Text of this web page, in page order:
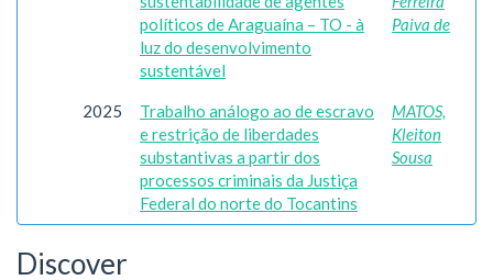
políticos de Araguaína – TO - à
luz do desenvolvimento
sustentável
Paiva de
2025
Trabalho análogo ao de escravo
e restrição de liberdades
substantivas a partir dos
processos criminais da Justiça
Federal do norte do Tocantins
MATOS,
Kleiton
Sousa
Discover